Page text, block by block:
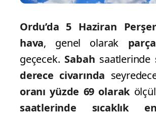
Ordu’da 5 Haziran
hava, genel olarak
geçecek. Sabah saatlerinde
derece civarında
oranı yüzde 69 olarak
saatlerinde sıcaklık